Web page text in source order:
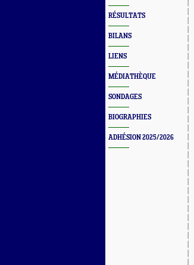
RÉSULTATS
BILANS
LIENS
MÉDIATHÈQUE
SONDAGES
BIOGRAPHIES
ADHÉSION 2025/2026